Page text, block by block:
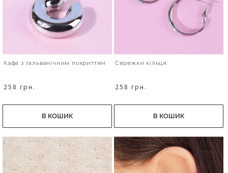
Кафа з гальванічним покриттям
258 грн.
В КОШИК
Сережки кільця
258 грн.
В КОШИК